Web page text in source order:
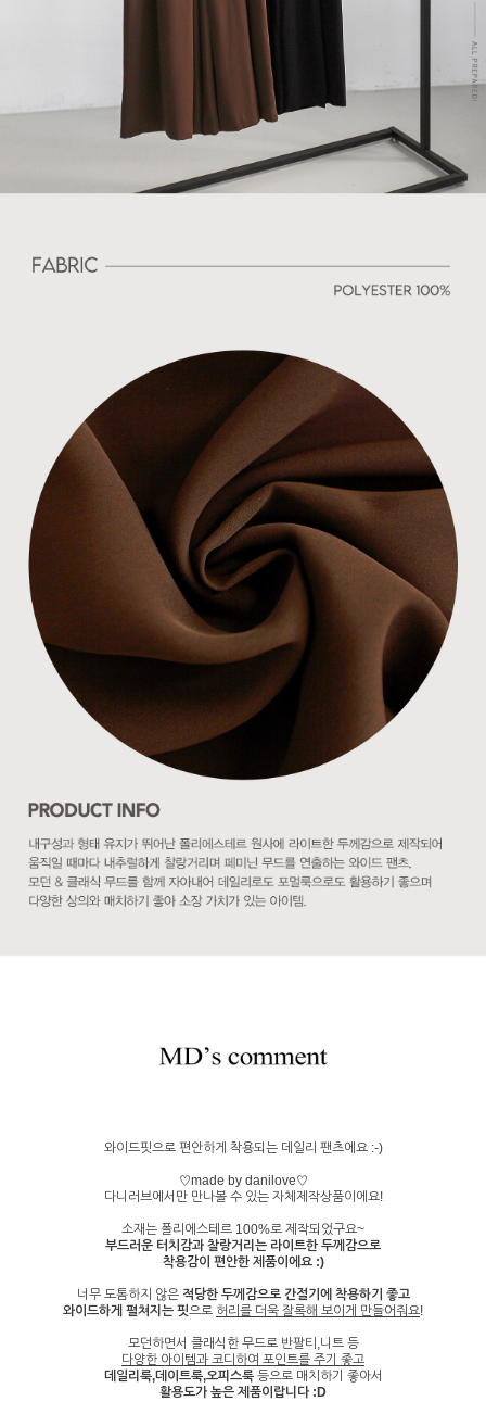
와이드핏으로 편안하게 착용되는 데일리 팬츠에요 :-)
♡made by danilove♡
다니러브에서만 만나볼 수 있는 자체제작상품이에요!
소재는 폴리에스테르 100%로 제작되었구요~
부드러운 터치감과 찰랑거리는 라이트한 두께감으로
착용감이 편안한 제품이에요 :)
너무 도톰하지 않은적당한 두께감으로 간절기에 착용하기 좋고
와이드하게 펼쳐지는 핏으로 허리를 더욱 잘록해 보이게 만들어줘요!
모던하면서 클래식한 무드로 반팔티,니트 등
다양한 아이템과 코디하여 포인트를 주기 좋고
데일리룩,데이트룩,오피스룩등으로 매치하기 좋아서
활용도가 높은 제품이랍니다 :D